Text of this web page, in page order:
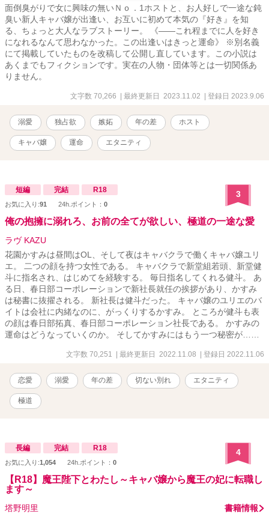
面倒臭がりで女に興味の無いＮｏ．1ホストと、お人好しで一途な鈍
臭い新人キャバ嬢が出逢い、お互いに初めて本気の『好き』を知
る、ちょっと大人なラブストーリー。 《――これ程までに人を好き
になれるなんて思わなかった。この出逢いはきっと運命》 ※別名義
にて掲載していたものを改稿して公開し直しています。この小説は
あくまでもフィクションです。実在の人物・団体等とは一切関係あ
りません。
文字数 70,266 | 最終更新日 2023.11.02 | 登録日 2023.9.06
溺愛 独占欲 嫉妬 年の差 ホスト
キャバ嬢 運命 エタニティ
短編 完結 R18
お気に入り:91 24h.ポイント： 0
3
俺の抱擁に溺れろ、お前の全てが欲しい、極道の一途な愛
ラヴ KAZU
花園かすみは昼間はOL、そして夜はキャバクラで働くキャバ嬢ユリ
エ。 二つの顔を持つ女性である。 キャバクラで新堂組若頭、新堂健
斗に指名され、はじめてを経験する。 毎日指名してくれる健斗。 あ
る日、春日部コーポレーションで新社長就任の挨拶があり、かすみ
は秘書に抜擢される。 新社長は健斗だった。 キャバ嬢のユリエのバ
イトは会社に内緒なのに、がっくりするかすみ。 ところが健斗も表
の顔は春日部拓真、春日部コーポレーション社長である。 かすみの
運命はどうなっていくのか。 そしてかすみにはもう一つ秘密が……
文字数 70,251 | 最終更新日 2022.11.08 | 登録日 2022.11.06
恋愛 溺愛 年の差 切ない別れ エタニティ
極道
長編 完結 R18
お気に入り:1,054 24h.ポイント： 0
4
【R18】魔王陛下とわたし～キャバ嬢から魔王の妃に転職し
ます～
塔野明里
書籍情報